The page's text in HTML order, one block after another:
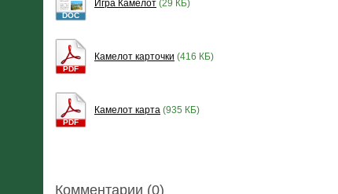
DOC
Игра Камелот (29 КБ)
PDF
Камелот карточки (416 КБ)
PDF
Камелот карта (935 КБ)
Комментарии (0)